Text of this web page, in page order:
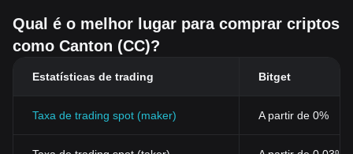
Qual é o melhor lugar para comprar criptos
como Canton (CC)?
Estatísticas de trading Bitget
Taxa de trading spot (maker) A partir de 0%